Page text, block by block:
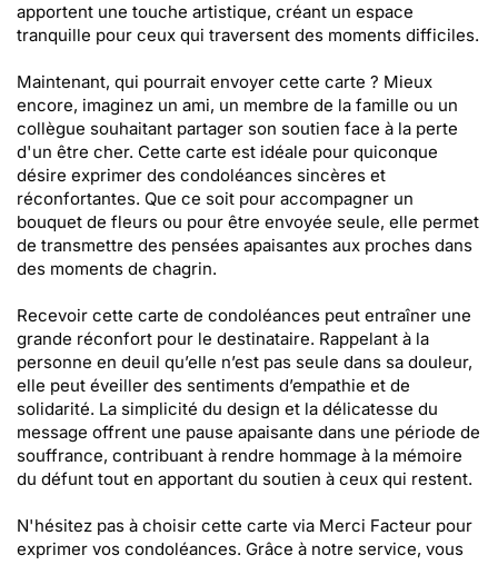
apportent une touche artistique, créant un espace
tranquille pour ceux qui traversent des moments difficiles.
Maintenant, qui pourrait envoyer cette carte ? Mieux
encore, imaginez un ami, un membre de la famille ou un
collègue souhaitant partager son soutien face à la perte
d'un être cher. Cette carte est idéale pour quiconque
désire exprimer des condoléances sincères et
réconfortantes. Que ce soit pour accompagner un
bouquet de fleurs ou pour être envoyée seule, elle permet
de transmettre des pensées apaisantes aux proches dans
des moments de chagrin.
Recevoir cette carte de condoléances peut entraîner une
grande réconfort pour le destinataire. Rappelant à la
personne en deuil qu’elle n’est pas seule dans sa douleur,
elle peut éveiller des sentiments d’empathie et de
solidarité. La simplicité du design et la délicatesse du
message offrent une pause apaisante dans une période de
souffrance, contribuant à rendre hommage à la mémoire
du défunt tout en apportant du soutien à ceux qui restent.
N'hésitez pas à choisir cette carte via Merci Facteur pour
exprimer vos condoléances. Grâce à notre service, vous